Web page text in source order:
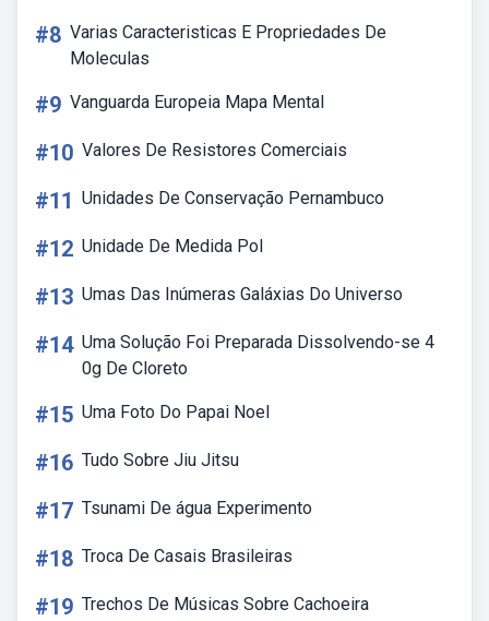
#8 Varias Caracteristicas E Propriedades De
Moleculas
#9 Vanguarda Europeia Mapa Mental
#10 Valores De Resistores Comerciais
#11 Unidades De Conservação Pernambuco
#12 Unidade De Medida Pol
#13 Umas Das Inúmeras Galáxias Do Universo
#14 Uma Solução Foi Preparada Dissolvendo-se 4
0g De Cloreto
#15 Uma Foto Do Papai Noel
#16 Tudo Sobre Jiu Jitsu
#17 Tsunami De água Experimento
#18 Troca De Casais Brasileiras
#19 Trechos De Músicas Sobre Cachoeira